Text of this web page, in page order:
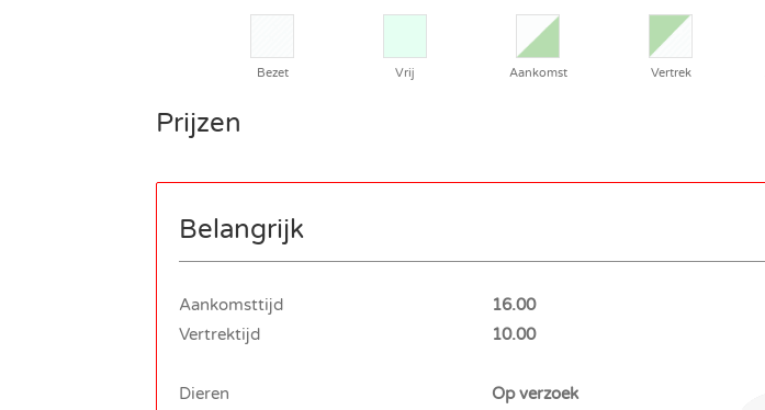
Bezet Vrij Aankomst Vertrek
Prijzen
Belangrijk
Aankomsttijd
16.00
Vertrektijd
10.00
Dieren Op verzoek